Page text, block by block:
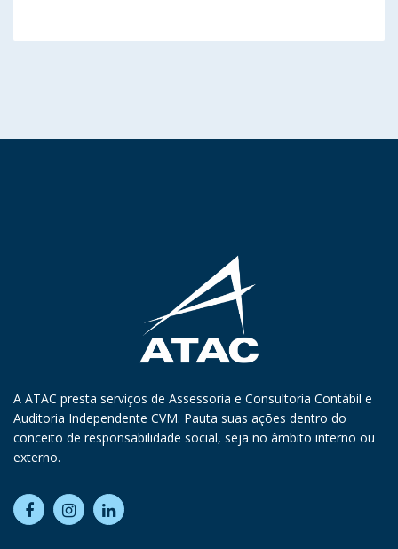
A ATAC presta serviços de Assessoria e Consultoria Contábil e
Auditoria Independente CVM. Pauta suas ações dentro do
conceito de responsabilidade social, seja no âmbito interno ou
externo.